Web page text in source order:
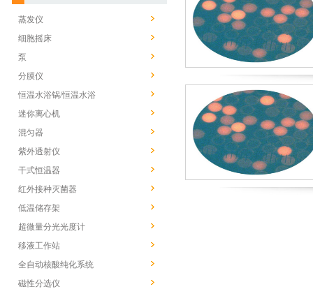
蒸发仪
细胞摇床
泵
分膜仪
恒温水浴锅/恒温水浴
迷你离心机
混匀器
紫外透射仪
干式恒温器
红外接种灭菌器
低温储存架
超微量分光光度计
移液工作站
全自动核酸纯化系统
磁性分选仪